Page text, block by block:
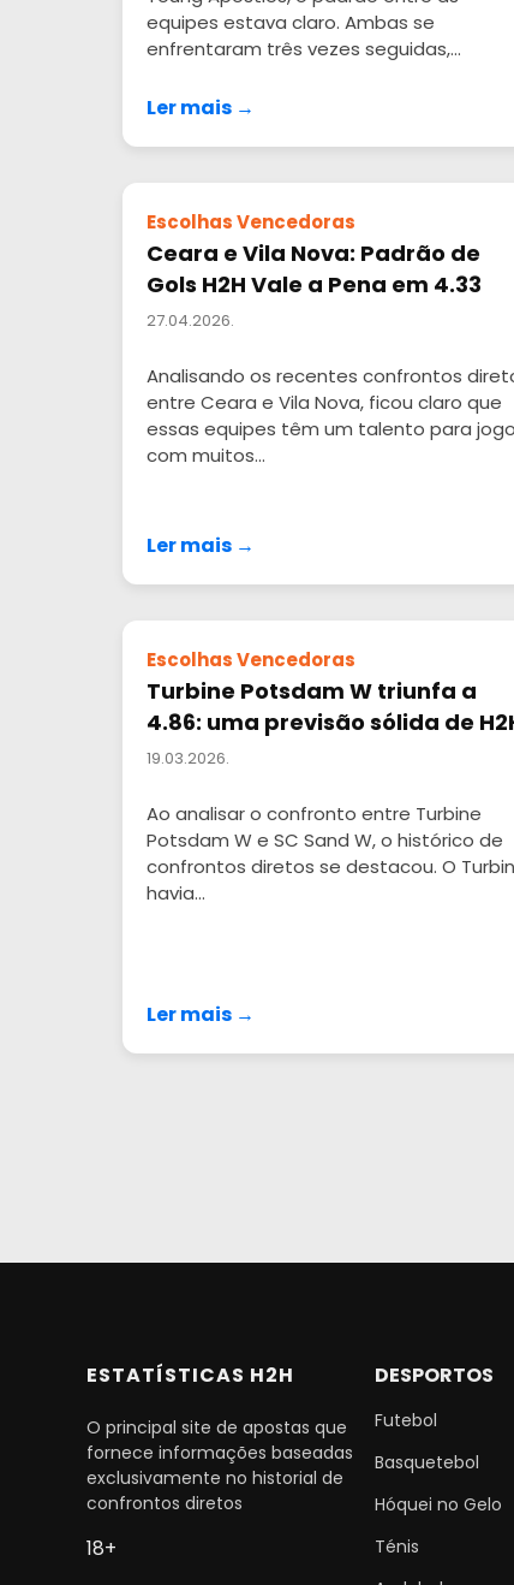
equipes estava claro. Ambas se
enfrentaram três vezes seguidas,...
Ler mais →
Escolhas Vencedoras
Ceara e Vila Nova: Padrão de
Gols H2H Vale a Pena em 4.33
27.04.2026.
Analisando os recentes confrontos
entre Ceara e Vila Nova, ficou claro que
essas equipes têm um talento para
com muitos...
Ler mais →
Escolhas Vencedoras
Turbine Potsdam W triunfa a
4.86: uma previsão sólida de
19.03.2026.
Ao analisar o confronto entre Turbine
Potsdam W e SC Sand W, o histórico de
confrontos diretos se destacou. O
havia...
Ler mais →
ESTATÍSTICAS H2H
O principal site de apostas que
fornece informações baseadas
exclusivamente no historial de
confrontos diretos
18+
DESPORTOS
Futebol
Basquetebol
Hóquei no Gelo
Ténis